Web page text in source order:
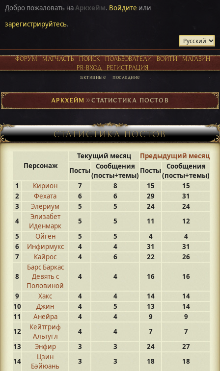
Добро пожаловать наАркхейм. Войдите или
зарегистрируйтесь.
ФОРУМ МАТЧАСТЬ ПОИСК ПОЛЬЗОВАТЕЛИ ВОЙТИ
МАГАЗИН
PR-ВХОД
РЕГИСТРАЦИЯ
активные последние
АРКХЕЙМ ►СТАТИСТИКА ПОСТОВ
СТАТИСТИКА ПОСТОВ
Персонаж
Текущий месяц
Предыдущий месяц
Посты
Сообщения
(посты+темы)
Посты
Сообщения
(посты+темы)
1
Кирион 7 8 15
15
2
Фехата 6 6 29
31
3
Элериум 5 5 24
24
4
Элизабет
Иденмарк
5 5 11
12
5
Ойген 5 5 4
4
6
Инфирмукс 4 4 31
31
7
Кайрос 4 6 22 26
8
Барс Баркас
Девять с
Половиной
4 4 16 16
9 Хакс 4 4 14
14
10
Джин 4 5 13
14
11
Анейра 4 4 9
9
12
Кейтгриф
Альтугл
4 4 7
7
13
Энфир 3 3 24
27
14
Цзин
Бэйюань
3 3 18
18